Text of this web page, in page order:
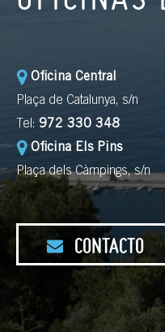
Oficina Central
Plaça de Catalunya, s/n
Tel: 972 330 348
Oficina Els Pins
Plaça dels Càmpings, s/n
CONTACTO